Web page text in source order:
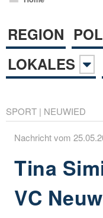
REGION
LOKALES
SPORT | NEUWIED
Nachricht vom
Tina
VC